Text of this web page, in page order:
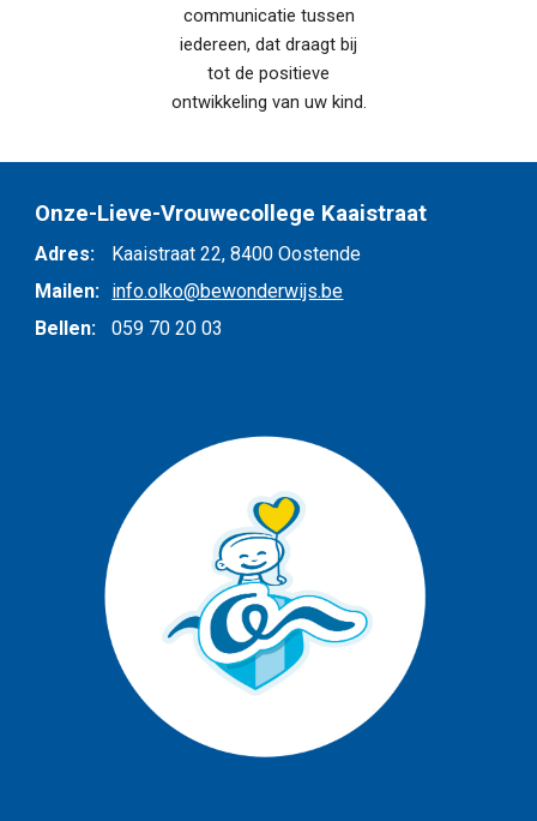
communicatie tussen
iedereen, dat draagt bij
tot de positieve
ontwikkeling van uw kind.
Onze-Lieve-Vrouwecollege Kaaistraat
Adres: Kaaistraat 22, 8400 Oostende
Mailen: info.olko@bewonderwijs.be
Bellen:
059 70 20 03